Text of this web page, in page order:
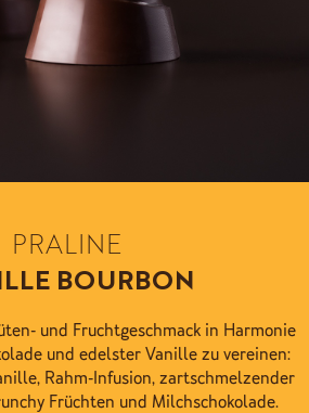
PRALINE
BOURBON
und Fruchtgeschmack in Harmonie
und edelster Vanille zu vereinen:
Rahm-Infusion, zartschmelzender
Früchten und Milchschokolade.